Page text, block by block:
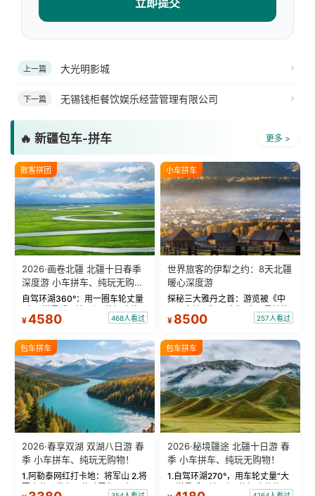
立即提交
上一篇 大光明影城
下一篇 无锡钱柜餐饮娱乐经营管理有限公司
🔥 新疆包车-拼车 更多 >
散客拼团
2026·画卷北疆 北疆十日春季
深度游 小车拼车、纯玩无购
物！
自驾环湖360°：用一圈车轮丈量
“大西洋最后一滴眼泪”的极致蔚
蓝。 赛湖旅拍：甄选多款风格服
绝美瞬间。 赛湖坦克300跟车视
频：专业摄影师...
¥4580 468人看过
小车拼车
世界旅客的伊犁之约：8天北疆
暖心深度游
探秘三大雅丹之首：游览被《中
国国家地理》评选为“中国最美的
三大雅丹”第一名的克拉玛依魔鬼
瓦人最大村落——禾木村，欣赏
晨雾与小木...
¥ 8500 257人看过
包车拼车
2026·春享双湖 双湖八日游 春
季 小车拼车、纯玩无购物！
1.阿勒泰网红打卡地：将军山 2.将
军山落日缆车，体验雪都风光 3.
包车拼车
2026·秘境疆途 北疆十日游 春
季 小车拼车、纯玩无购物！
1.自驾环湖270°，用车轮丈量“大
西洋最后一滴眼泪”的极致蔚蓝，